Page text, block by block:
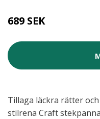
689 SEK
Tillaga läckra rätter
stilrena Craft